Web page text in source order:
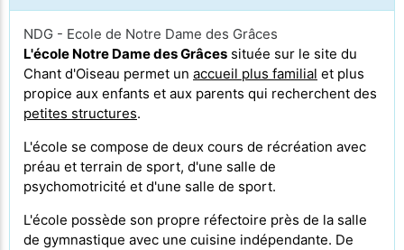
NDG - Ecole de Notre Dame des Grâces
L'école Notre Dame des Grâces située sur le site du
Chant d'Oiseau permet un accueil plus familial et plus
propice aux enfants et aux parents qui recherchent des
petites structures.
L'école se compose de deux cours de récréation avec
préau et terrain de sport, d'une salle de
psychomotricité et d'une salle de sport.
L'école possède son propre réfectoire près de la salle
de gymnastique avec une cuisine indépendante. De